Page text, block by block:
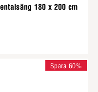
180 x 200 cm
Spara 60%